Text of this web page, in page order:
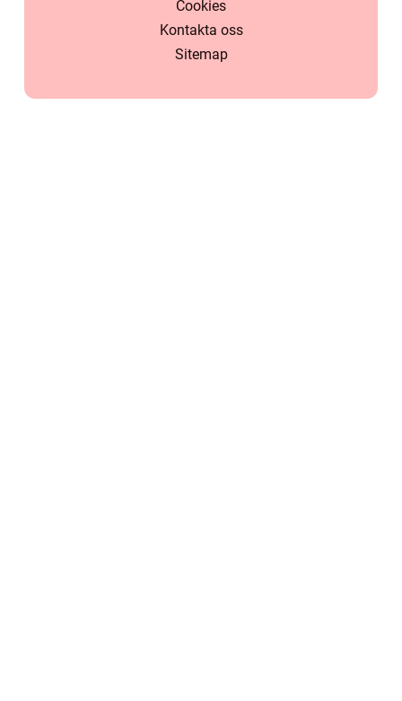
Cookies
Kontakta oss
Sitemap